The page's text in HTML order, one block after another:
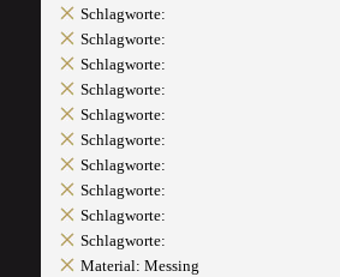
Schlagworte:
Schlagworte:
Schlagworte:
Schlagworte:
Schlagworte:
Schlagworte:
Schlagworte:
Schlagworte:
Schlagworte:
Schlagworte:
Material: Messing